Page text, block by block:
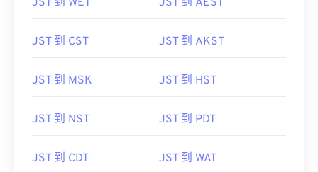
JST 到 WET JST 到 AEST
JST 到 CST JST 到 AKST
JST 到 MSK JST 到 HST
JST 到 NST JST 到 PDT
JST 到 CDT JST 到 WAT